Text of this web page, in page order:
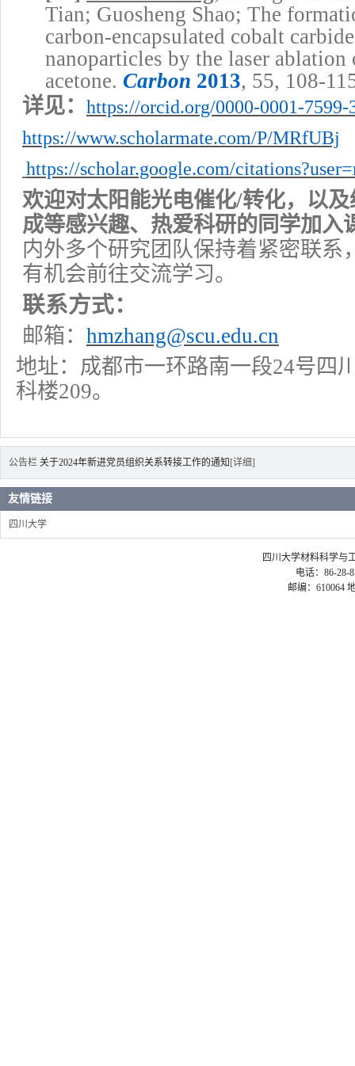
Tian; Guosheng Shao; The
carbon-encapsulated cobalt
nanoparticles by the laser
acetone. Carbon 2013, 55, 108-
详见： https://orcid.org/0000-0001-7599-
https://www.scholarmate.com/P/MRfUBj
https://scholar.google.com/
欢迎对太阳能光电催化/转化，以及
成等感兴趣、热爱科研的同学加入
内外多个研究团队保持着紧密联系
有机会前往交流学习。
联系方式：
邮箱： hmzhang@scu.edu.cn
地址：成都市一环路南一段24号四
科楼209。
公告栏 关于2024年新进党员组织关系转接工作的通知 [详细]
友情链接
四川大学
四川大学材料科学与
电话：86-28-
邮编：610064